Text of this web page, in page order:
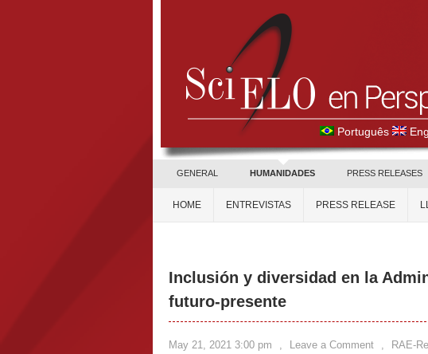
Português
GENERAL HUMANIDADES PRESS RELEASES
HOME ENTREVISTAS PRESS RELEASE
Inclusión y diversidad en la
futuro-presente
May 21, 2021 3:00 pm , Leave a Comment , RAE-